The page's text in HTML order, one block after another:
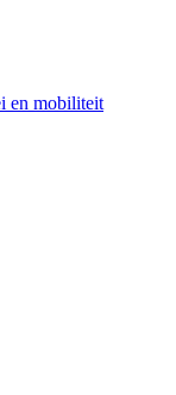
en mobiliteit